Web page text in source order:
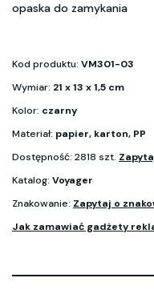
opaska do zamykania
Kod produktu: VM301-03
Wymiar: 21 x 13 x 1,5 cm
Kolor: czarny
Materiał: papier, karton, PP
Dostępność: 2818 szt.
Katalog: Voyager
Znakowanie: Zapytaj o
Jak zamawiać gadżety